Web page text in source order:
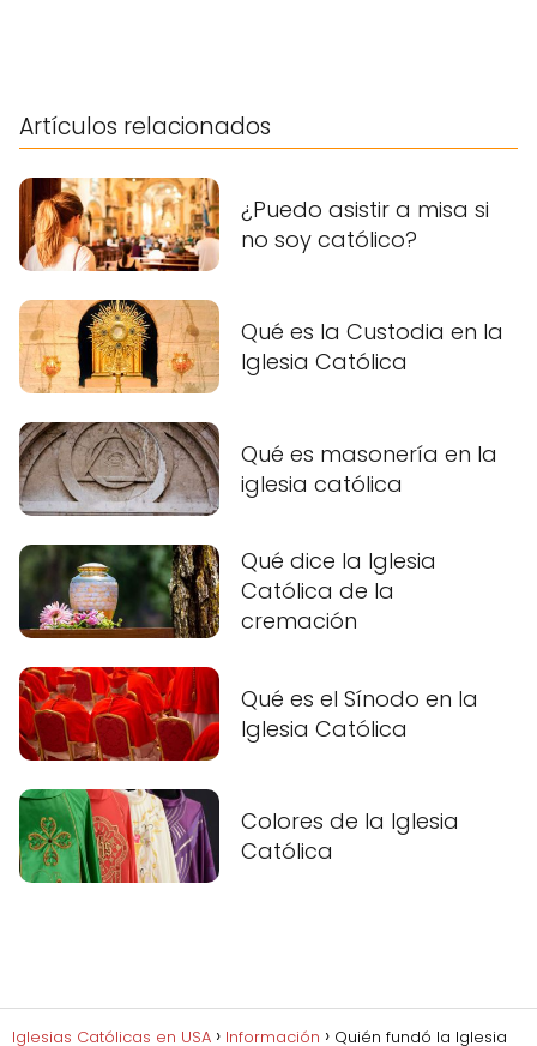
Artículos relacionados
¿Puedo asistir a misa si
no soy católico?
Qué es la Custodia en la
Iglesia Católica
Qué es masonería en la
iglesia católica
Qué dice la Iglesia
Católica de la
cremación
Qué es el Sínodo en la
Iglesia Católica
Colores de la Iglesia
Católica
Iglesias Católicas en USA Información Quién fundó la Iglesia